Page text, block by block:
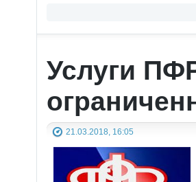
Услуги
21.03.2018, 16:05